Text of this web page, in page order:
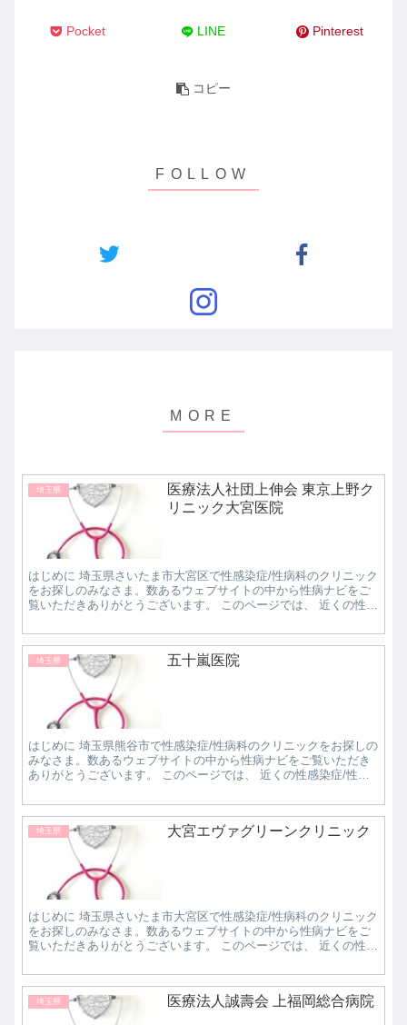
Pocket LINE Pinterest
コピー
埼玉県
医療法人社団上伸会 東京上野ク
リニック大宮医院
はじめに 埼玉県さいたま市大宮区で性感染症/性病科のクリニック
をお探しのみなさま。数あるウェブサイトの中から性病ナビをご
覧いただきありがとうございます。 このページでは、 近くの性感
埼玉県 五十嵐医院
はじめに 埼玉県熊谷市で性感染症/性病科のクリニックをお探しの
みなさま。数あるウェブサイトの中から性病ナビをご覧いただき
ありがとうございます。 このページでは、 近くの性感染症/性病
埼玉県 大宮エヴァグリーンクリニック
はじめに 埼玉県さいたま市大宮区で性感染症/性病科のクリニック
をお探しのみなさま。数あるウェブサイトの中から性病ナビをご
覧いただきありがとうございます。 このページでは、 近くの性感
埼玉県 医療法人誠壽会 上福岡総合病院